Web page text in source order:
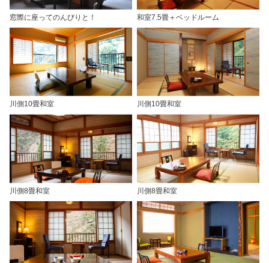
窓際に座ってのんびりと！ 和室7.5畳＋ベッドルーム
川側10畳和室 川側10畳和室
川側8畳和室 川側8畳和室